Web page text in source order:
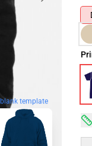
blank template